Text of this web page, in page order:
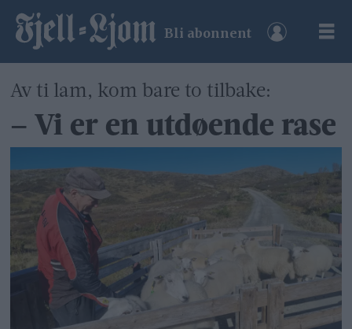
Bli abonnent
Av ti lam, kom bare to tilbake:
– Vi er en utdøende rase